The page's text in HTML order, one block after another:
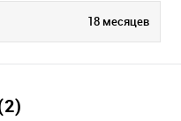
18 месяцев